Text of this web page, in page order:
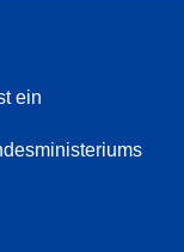
ein